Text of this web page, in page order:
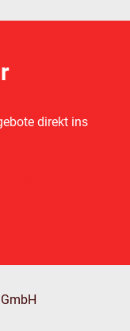
direkt ins